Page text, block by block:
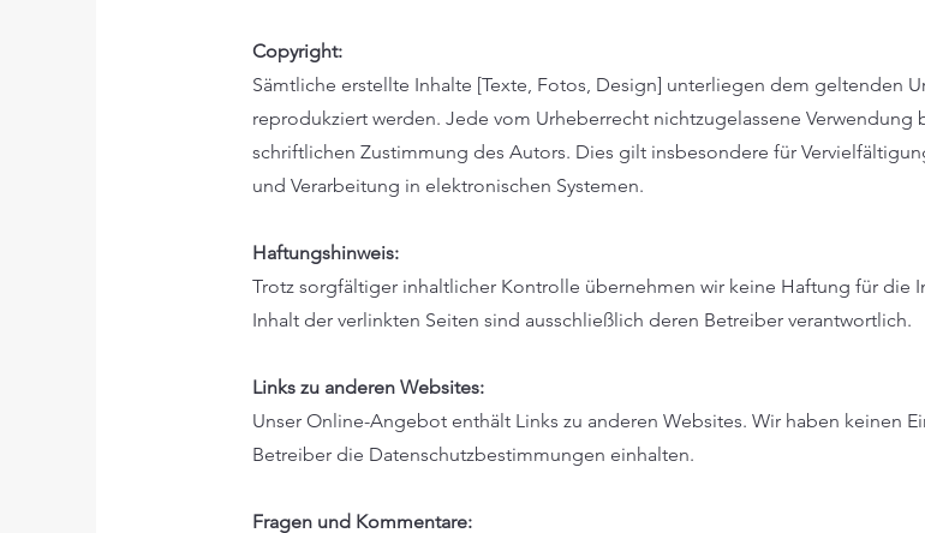
Copyright:
Sämtliche erstellte Inhalte [Texte, Fotos, Design] unterliegen dem geltenden
reprodukziert werden. Jede vom Urheberrecht nichtzugelassene Verwendung
schriftlichen Zustimmung des Autors. Dies gilt insbesondere für
und Verarbeitung in elektronischen Systemen.
Haftungshinweis:
Trotz sorgfältiger inhaltlicher Kontrolle übernehmen wir keine Haftung für die
Inhalt der verlinkten Seiten sind ausschließlich deren Betreiber verantwortlich.
Links zu anderen Websites:
Unser Online-Angebot enthält Links zu anderen Websites. Wir haben keinen
Betreiber die Datenschutzbestimmungen einhalten.
Fragen und Kommentare: